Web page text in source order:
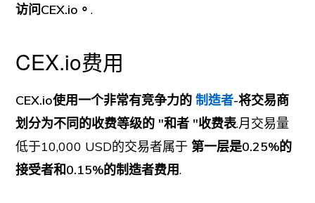
访问CEX.io。.
CEX.io费用
CEX.io使用一个非常有竞争力的制造者-将交易商
划分为不同的收费等级的 "和者 "收费表.月交易量
低于10,000 USD的交易者属于第一层是0.25%的
接受者和0.15%的制造者费用.